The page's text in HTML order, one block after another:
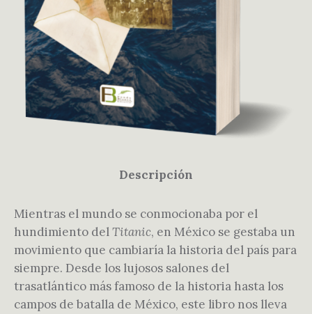
Descripción
Mientras el mundo se conmocionaba por el
hundimiento delTitanic, en México se gestaba un
movimiento que cambiaría la historia del país para
siempre. Desde los lujosos salones del
trasatlántico más famoso de la historia hasta los
campos de batalla de México, este libro nos lleva